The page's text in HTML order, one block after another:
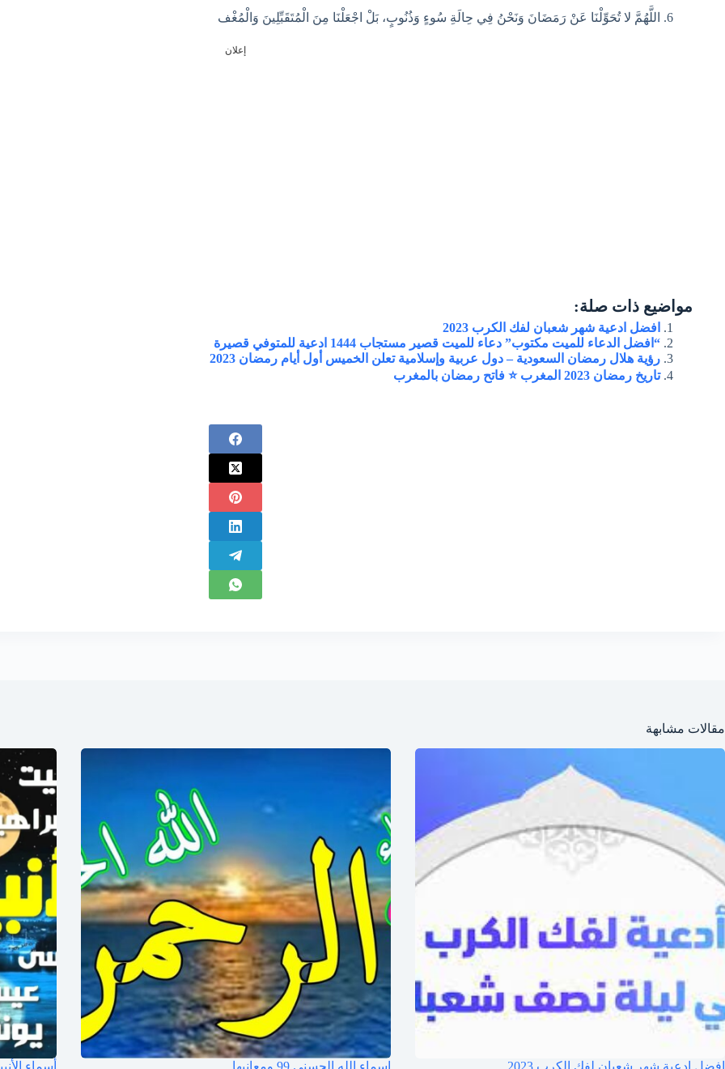
اللَّهُمَّ لا تُحَوِّلْنَا عَنْ رَمَضَانَ وَنَحْنُ فِي حِالَةِ سُوءٍ وَذُنُوبٍ، بَلْ اجْعَلْنَا مِنَ الْمُتَقَبِّلِينَ وَالْمُغْف
إعلان
مواضيع ذات صلة:
افضل ادعية شهر شعبان لفك الكرب 2023
“افضل الدعاء للميت مكتوب” دعاء للميت قصير مستجاب 1444 ادعية للمتوفي قصيرة
رؤية هلال رمضان السعودية – دول عربية وإسلامية تعلن الخميس أول أيام رمضان 2023
تاريخ رمضان 2023 المغرب ⭐ فاتح رمضان بالمغرب
مقالات مشابهة